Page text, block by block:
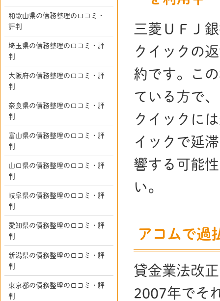
三菱ＵＦＪ
クイックの
約です。こ
ている方で
クイックに
イックで延
響する可能
い。
アコムで過
貸金業法改
2007年でそ
和歌山県の債務整理の口コミ・
評判
埼玉県の債務整理の口コミ・評
判
大阪府の債務整理の口コミ・評
判
奈良県の債務整理の口コミ・評
判
富山県の債務整理の口コミ・評
判
山口県の債務整理の口コミ・評
判
岐阜県の債務整理の口コミ・評
判
愛知県の債務整理の口コミ・評
判
新潟県の債務整理の口コミ・評
判
東京都の債務整理の口コミ・評
判